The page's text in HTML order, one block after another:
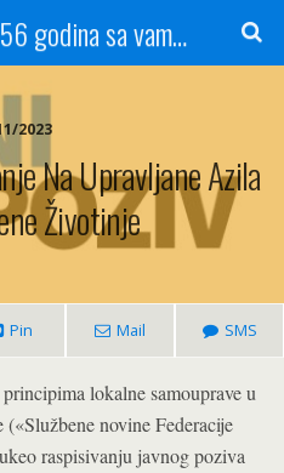
Radio Gradačac - 56 godina sa vama...
2023
Na Upravljane Azila
Životinje
Pin Mail SMS
lokalne samouprave u
novine Federacije
raspisivanju javnog poziva